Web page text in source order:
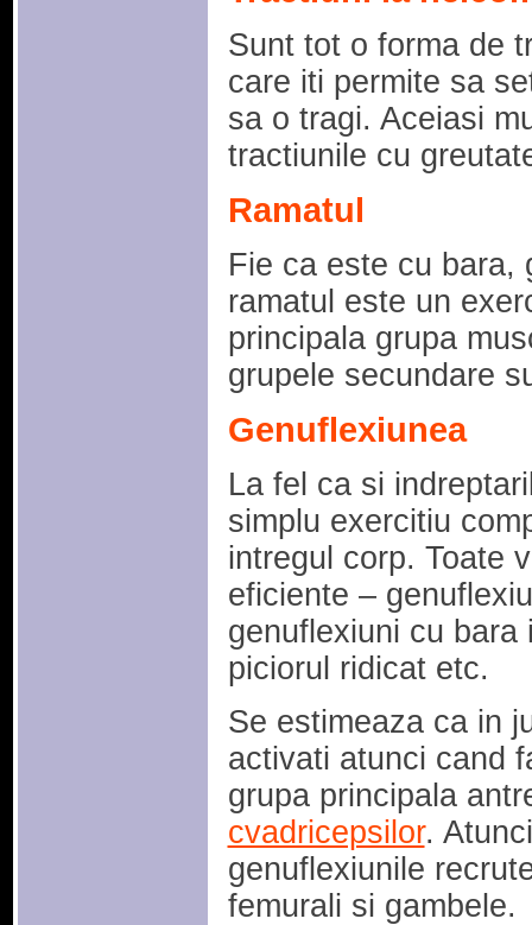
Sunt tot o forma de
care iti permite sa
sa o tragi. Aceiasi
tractiunile cu
Ramatul
Fie ca este cu bara,
ramatul este un
principala grupa
grupele secundare
Genuflexiunea
La fel ca si
simplu exercitiu
intregul corp. Toate
eficiente –
genuflexiuni cu
piciorul ridicat etc.
Se estimeaza ca in
activati atunci cand
grupa principala
cvadricepsilor.
genuflexiunile
femurali si gambele.